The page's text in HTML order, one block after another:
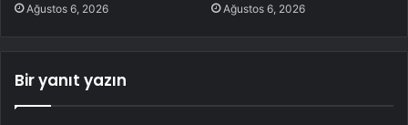
Ağustos 6, 2026 Ağustos 6, 2026
Bir yanıt yazın